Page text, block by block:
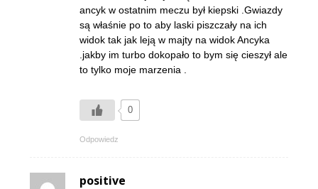
ancyk w ostatnim meczu był kiepski .Gwiazdy
są właśnie po to aby laski piszczały na ich
widok tak jak leją w majty na widok Ancyka
.jakby im turbo dokopało to bym się cieszył ale
to tylko moje marzenia .
0
Odpowiedz
positive